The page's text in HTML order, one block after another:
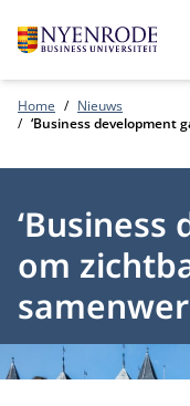
Home
Nieuws
‘Business development
om